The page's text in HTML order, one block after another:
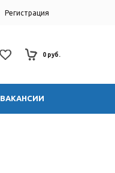
Регистрация
0 руб.
ВАКАНСИИ